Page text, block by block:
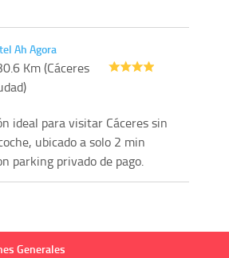
Ah Agora
Km (Cáceres
ideal para visitar Cáceres sin
ubicado a solo 2 min
parking privado de pago.
Generales